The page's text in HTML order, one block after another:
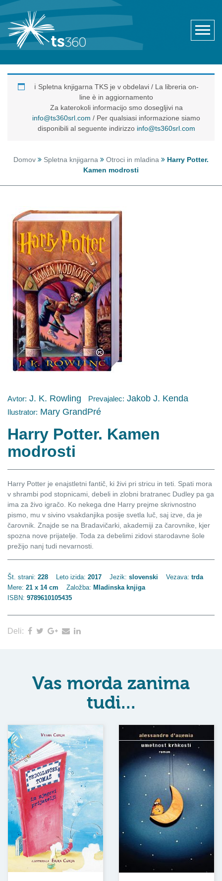
ℹ️ Spletna knjigarna TKS je v obdelavi / La libreria on-
line è in aggiornamento
Za katerokoli informacijo smo dosegljivi na
info@ts360srl.com / Per qualsiasi informazione siamo
disponibili al seguente indirizzo info@ts360srl.com
Domov Spletna knjigarna Otroci in mladina
Harry Potter.
Kamen modrosti
Avtor: J. K. Rowling Prevajalec: Jakob J. Kenda
Ilustrator: Mary GrandPré
Harry Potter. Kamen
modrosti
Harry Potter je enajstletni fantič, ki živi pri stricu in teti. Spati mora
v shrambi pod stopnicami, debeli in zlobni bratranec Dudley pa ga
ima za živo igračo. Ko nekega dne Harry prejme skrivnostno
pismo, mu v sivino vsakdanjika posije svetla luč, saj izve, da je
čarovnik. Znajde se na Bradavičarki, akademiji za čarovnike, kjer
spozna nove prijatelje. Toda za debelimi zidovi starodavne šole
prežijo nanj tudi nevarnosti.
Št. strani: 228 Leto izida: 2017 Jezik: slovenski Vezava: trda
Mere: 21 x 14 cm Založba: Mladinska knjiga
ISBN: 9789610105435
Deli:
Vas morda zanima
tudi...